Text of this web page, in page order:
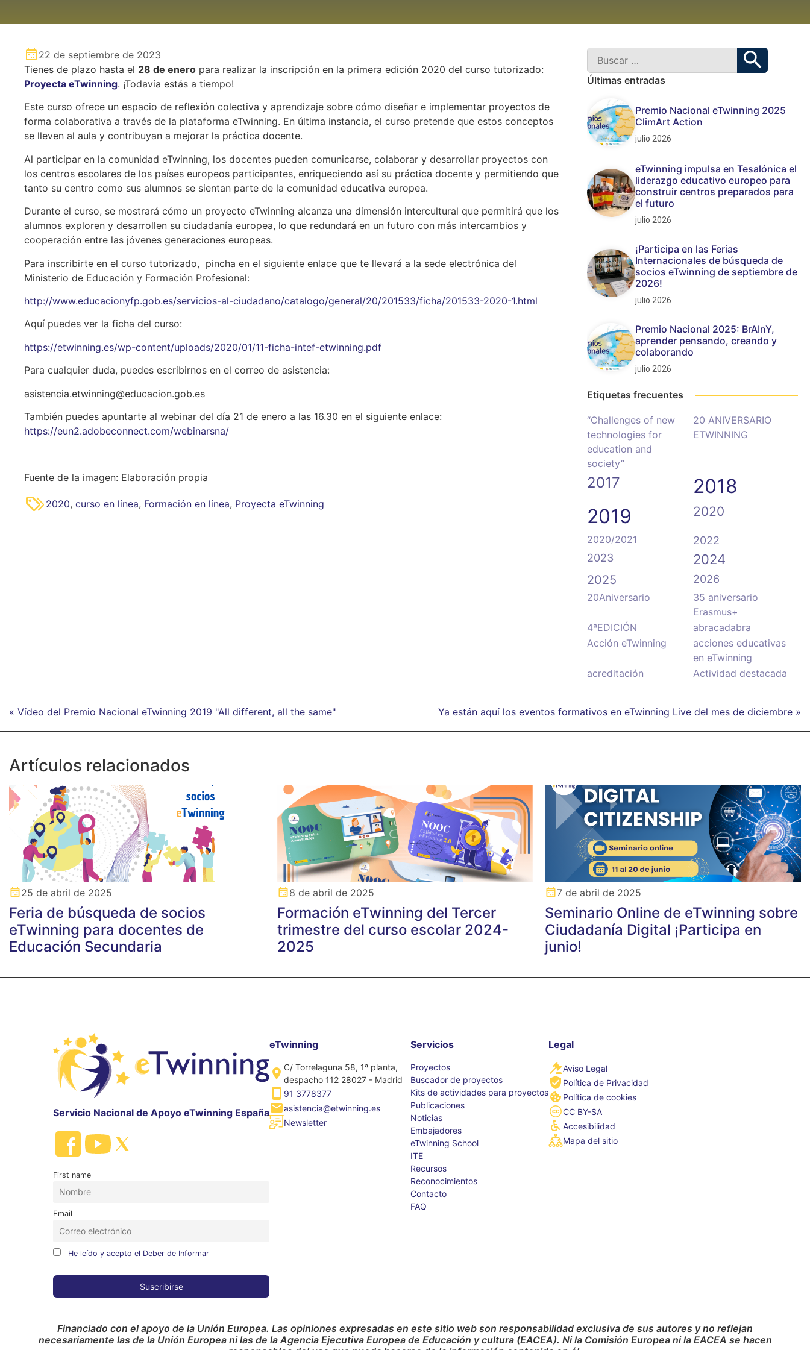
22 de septiembre de 2023
Tienes de plazo hasta el 28 de enero para realizar la inscripción en la primera edición 2020 del curso tutorizado:
Proyecta eTwinning. ¡Todavía estás a tiempo!
Este curso ofrece un espacio de reflexión colectiva y aprendizaje sobre cómo diseñar e implementar proyectos de
forma colaborativa a través de la plataforma eTwinning. En última instancia, el curso pretende que estos conceptos
se lleven al aula y contribuyan a mejorar la práctica docente.
Al participar en la comunidad eTwinning, los docentes pueden comunicarse, colaborar y desarrollar proyectos con
los centros escolares de los países europeos participantes, enriqueciendo así su práctica docente y permitiendo que
tanto su centro como sus alumnos se sientan parte de la comunidad educativa europea.
Durante el curso, se mostrará cómo un proyecto eTwinning alcanza una dimensión intercultural que permitirá que los
alumnos exploren y desarrollen su ciudadanía europea, lo que redundará en un futuro con más intercambios y
cooperación entre las jóvenes generaciones europeas.
Para inscribirte en el curso tutorizado, pincha en el siguiente enlace que te llevará a la sede electrónica del
Ministerio de Educación y Formación Profesional:
http://www.educacionyfp.gob.es/servicios-al-ciudadano/catalogo/general/20/201533/ficha/201533-2020-1.html
Aquí puedes ver la ficha del curso:
https://etwinning.es/wp-content/uploads/2020/01/11-ficha-intef-etwinning.pdf
Para cualquier duda, puedes escribirnos en el correo de asistencia:
asistencia.etwinning@educacion.gob.es
También puedes apuntarte al webinar del día 21 de enero a las 16.30 en el siguiente enlace:
https://eun2.adobeconnect.com/webinarsna/
Fuente de la imagen: Elaboración propia
2020, curso en línea, Formación en línea, Proyecta eTwinning
Últimas entradas
Premio Nacional eTwinning 2025
ClimArt Action
julio 2026
eTwinning impulsa en Tesalónica el
liderazgo educativo europeo para
construir centros preparados para
el futuro
julio 2026
¡Participa en las Ferias
Internacionales de búsqueda de
socios eTwinning de septiembre de
2026!
julio 2026
Premio Nacional 2025: BrAInY,
aprender pensando, creando y
colaborando
julio 2026
Etiquetas frecuentes
“Challenges of new
technologies for
education and
society”
20 ANIVERSARIO
ETWINNING
2017
2018
2019
2020
2020/2021
2022
2023
2024
2025 2026
20Aniversario
35 aniversario
Erasmus+
4ªEDICIÓN
abracadabra
Acción eTwinning
acciones educativas
en eTwinning
acreditación
Actividad destacada
« Vídeo del Premio Nacional eTwinning 2019 "All different, all the same" Ya están aquí los eventos formativos en eTwinning Live del mes de diciembre »
Artículos relacionados
25 de abril de 2025
Feria de búsqueda de socios
eTwinning para docentes de
Educación Secundaria
8 de abril de 2025
Formación eTwinning del Tercer
trimestre del curso escolar 2024-
2025
7 de abril de 2025
Seminario Online de eTwinning sobre
Ciudadanía Digital ¡Participa en
junio!
Servicio Nacional de Apoyo eTwinning España
First name
Email
He leído y acepto el Deber de Informar
eTwinning
C/ Torrelaguna 58, 1ª planta,
despacho 112 28027 - Madrid
91 3778377
asistencia@etwinning.es
Newsletter
Servicios
Proyectos
Buscador de proyectos
Kits de actividades para proyectos
Publicaciones
Noticias
Embajadores
eTwinning School
ITE
Recursos
Reconocimientos
Contacto
FAQ
Legal
Aviso Legal
Política de Privacidad
Política de cookies
CC BY-SA
Accesibilidad
Mapa del sitio
Financiado con el apoyo de la Unión Europea. Las opiniones expresadas en este sitio web son responsabilidad exclusiva de sus autores y no reflejan
necesariamente las de la Unión Europea ni las de la Agencia Ejecutiva Europea de Educación y cultura (EACEA). Ni la Comisión Europea ni la EACEA se hacen